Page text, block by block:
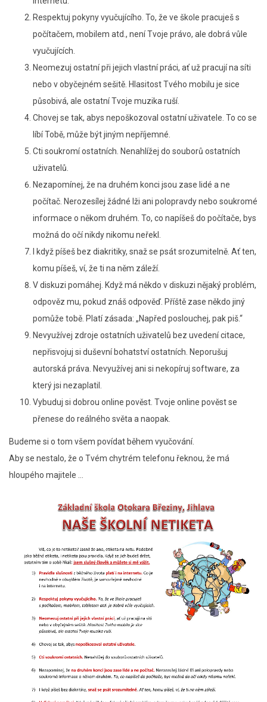
Respektuj pokyny vyučujícího. To, že ve škole pracuješ s
počítačem, mobilem atd., není Tvoje právo, ale dobrá vůle
vyučujících.
Neomezuj ostatní při jejich vlastní práci, ať už pracují na síti
nebo v obyčejném sešitě. Hlasitost Tvého mobilu je sice
působivá, ale ostatní Tvoje muzika ruší.
Chovej se tak, abys nepoškozoval ostatní uživatele. To co se
líbí Tobě, může být jiným nepříjemné.
Cti soukromí ostatních. Nenahlížej do souborů ostatních
uživatelů.
Nezapomínej, že na druhém konci jsou zase lidé a ne
počítač. Nerozesílej žádné lži ani polopravdy nebo soukromé
informace o někom druhém. To, co napíšeš do počítače, bys
možná do očí nikdy nikomu neřekl.
I když píšeš bez diakritiky, snaž se psát srozumitelně. Ať ten,
komu píšeš, ví, že ti na něm záleží.
V diskuzi pomáhej. Když má někdo v diskuzi nějaký problém,
odpověz mu, pokud znáš odpověď. Příště zase někdo jiný
pomůže tobě. Platí zásada: „Napřed poslouchej, pak piš.“
Nevyužívej zdroje ostatních uživatelů bez uvedení citace,
nepřisvojuj si duševní bohatství ostatních. Neporušuj
autorská práva. Nevyužívej ani si nekopíruj software, za
který jsi nezaplatil.
Vybuduj si dobrou online pověst. Tvoje online pověst se
přenese do reálného světa a naopak.
Budeme si o tom všem povídat během vyučování.
Aby se nestalo, že o Tvém chytrém telefonu řeknou, že má
hloupého majitele …